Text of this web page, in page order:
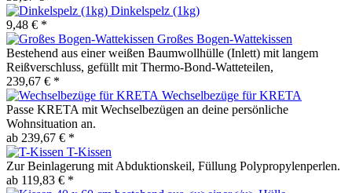
Dinkelspelz (1kg)
9,48 € *
Großes Bogen-Wattekissen
Bestehend aus einer weißen Baumwollhülle (Inlett) mit langem
Reißverschluss, gefüllt mit Thermo-Bond-Watteteilen,
239,67 € *
Wechselbezüge für KRETA
Passe KRETA mit Wechselbezügen an deine persönliche
Wohnsituation an.
ab 239,67 € *
T-Kissen
Zur Beinlagerung mit Abduktionskeil, Füllung Polypropylenperlen.
ab 119,83 € *